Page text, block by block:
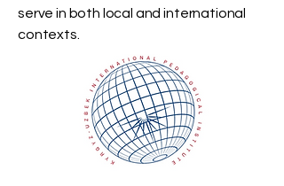
serve in both local and international
contexts.